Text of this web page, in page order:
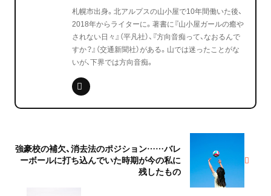
札幌市出身。北アルプスの山小屋で10年間働いた後、
2018年からライターに。著書に『山小屋ガールの癒や
されない日々』（平凡社）、『方向音痴って、なおるんで
すか？』（交通新聞社）がある。山では迷ったことがな
いが、下界では方向音痴。
強豪校の補欠、消去法のポジション……バレ
ーボールに打ち込んでいた時期が今の私に
残したもの